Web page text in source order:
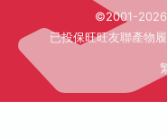
©2001-
已投保旺旺友聯產物